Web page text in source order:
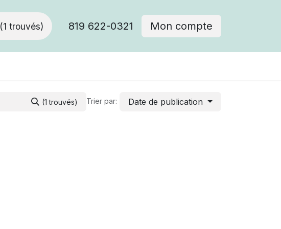
(1 trouvés) 819 622-0321 Mon compte
(1 trouvés) Trier par: Date de publication